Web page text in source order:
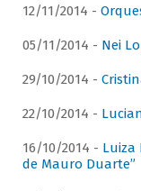
12/11/2014 -
05/11/2014 - Nei
29/10/2014 -
22/10/2014 -
16/10/2014 - Luiza
de Mauro Duarte”